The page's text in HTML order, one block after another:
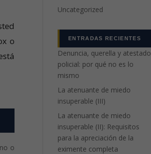
o
o
Uncategorized
ENTRADAS RECIENTES
Denuncia, querella y atestado
policial: por qué no es lo
mismo
La atenuante de miedo
insuperable (III)
La atenuante de miedo
insuperable (II): Requisitos
para la apreciación de la
eximente completa